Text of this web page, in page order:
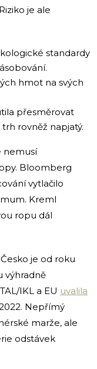
je ale
standardy
hmot na svých
přesměrovat
rovněž napjatý.
nemusí
Bloomberg
vytlačilo
Kreml
ropu dál
je od roku
výhradně
IKL a EU uvalila
Nepřímý
marže, ale
odstávek